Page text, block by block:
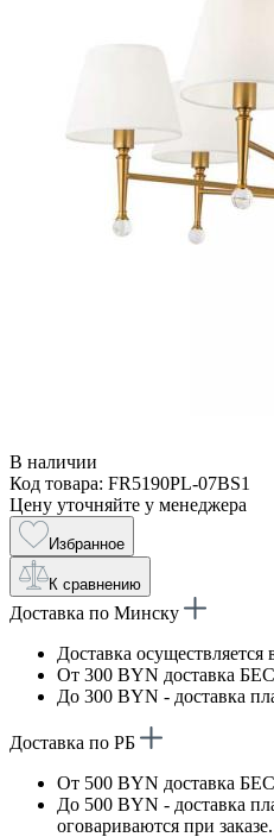
В наличии
Код товара: FR5190PL-07BS1
Цену уточняйте у менеджера
Избранное
К сравнению
Доставка по Минску
Доставка
От 300 BYN доставка
До 300 BYN - доставка
Доставка по РБ
От 500 BYN доставка
До 500 BYN - доставка
оговариваются при заказе.